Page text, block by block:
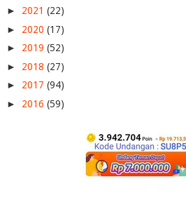
► 2021 (22)
► 2020 (17)
► 2019 (52)
► 2018 (27)
► 2017 (94)
► 2016 (59)